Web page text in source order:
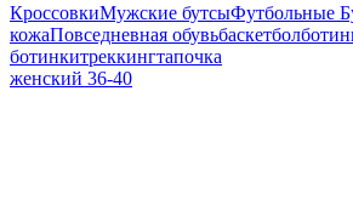
КроссовкиМужские бутсыФутбольные
кожаПовседневная обувьбаскетбол
ботинкитреккингтапочка
женский 36-40